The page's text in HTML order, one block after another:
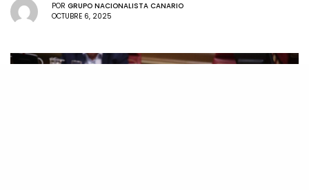
POR GRUPO NACIONALISTA CANARIO
OCTUBRE 6, 2025